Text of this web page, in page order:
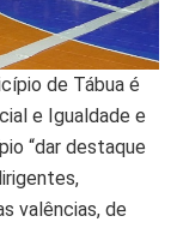
de Tábua é
e Igualdade e
“dar destaque
valências, de